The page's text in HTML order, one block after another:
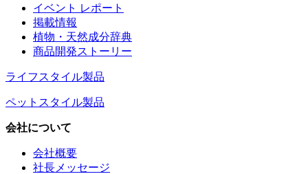
イベント レポート
掲載情報
植物・天然成分辞典
商品開発ストーリー
ライフスタイル製品
ペットスタイル製品
会社について
会社概要
社長メッセージ